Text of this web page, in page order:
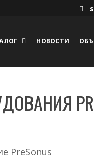
НОВОСТИ
PreSonus